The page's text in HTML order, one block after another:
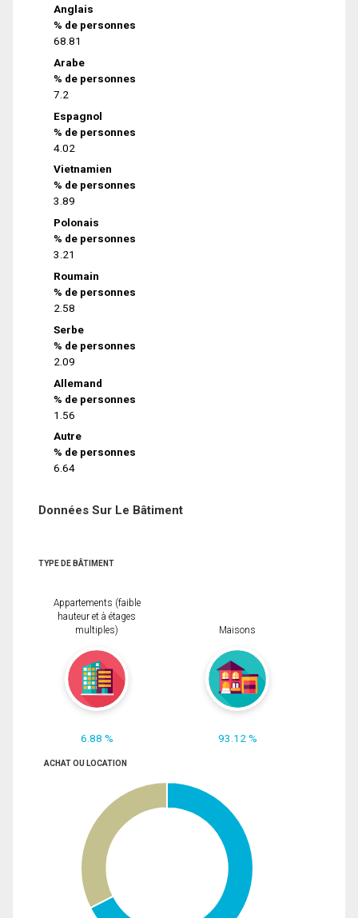
Anglais
% de personnes
68.81
Arabe
% de personnes
7.2
Espagnol
% de personnes
4.02
Vietnamien
% de personnes
3.89
Polonais
% de personnes
3.21
Roumain
% de personnes
2.58
Serbe
% de personnes
2.09
Allemand
% de personnes
1.56
Autre
% de personnes
6.64
Données Sur Le Bâtiment
TYPE DE BÂTIMENT
Appartements (faible
hauteur et à étages
multiples)
6.88 %
Maisons
93.12 %
ACHAT OU LOCATION